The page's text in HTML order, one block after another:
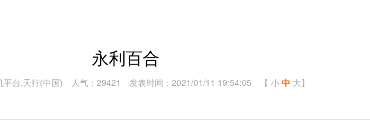
永利百合
平台,天行(中国) 人气：29421 发表时间：2021/01/11 19:54:05 【 小 中 大】